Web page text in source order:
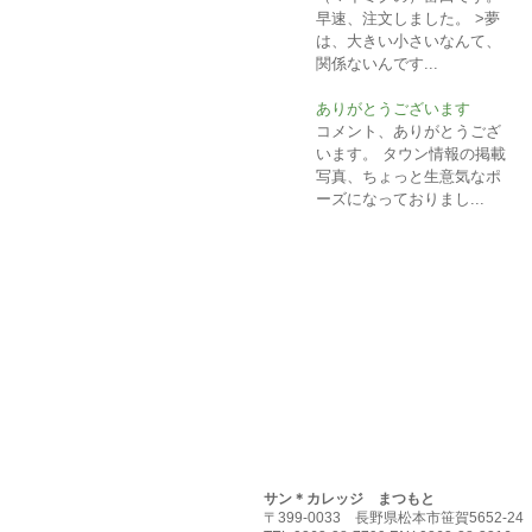
早速、注文しました。 >夢
は、大きい小さいなんて、
関係ないんです...
ありがとうございます
コメント、ありがとうござ
います。 タウン情報の掲載
写真、ちょっと生意気なポ
ーズになっておりまし...
サン＊カレッジ まつもと
〒399-0033 長野県松本市笹賀5652-24